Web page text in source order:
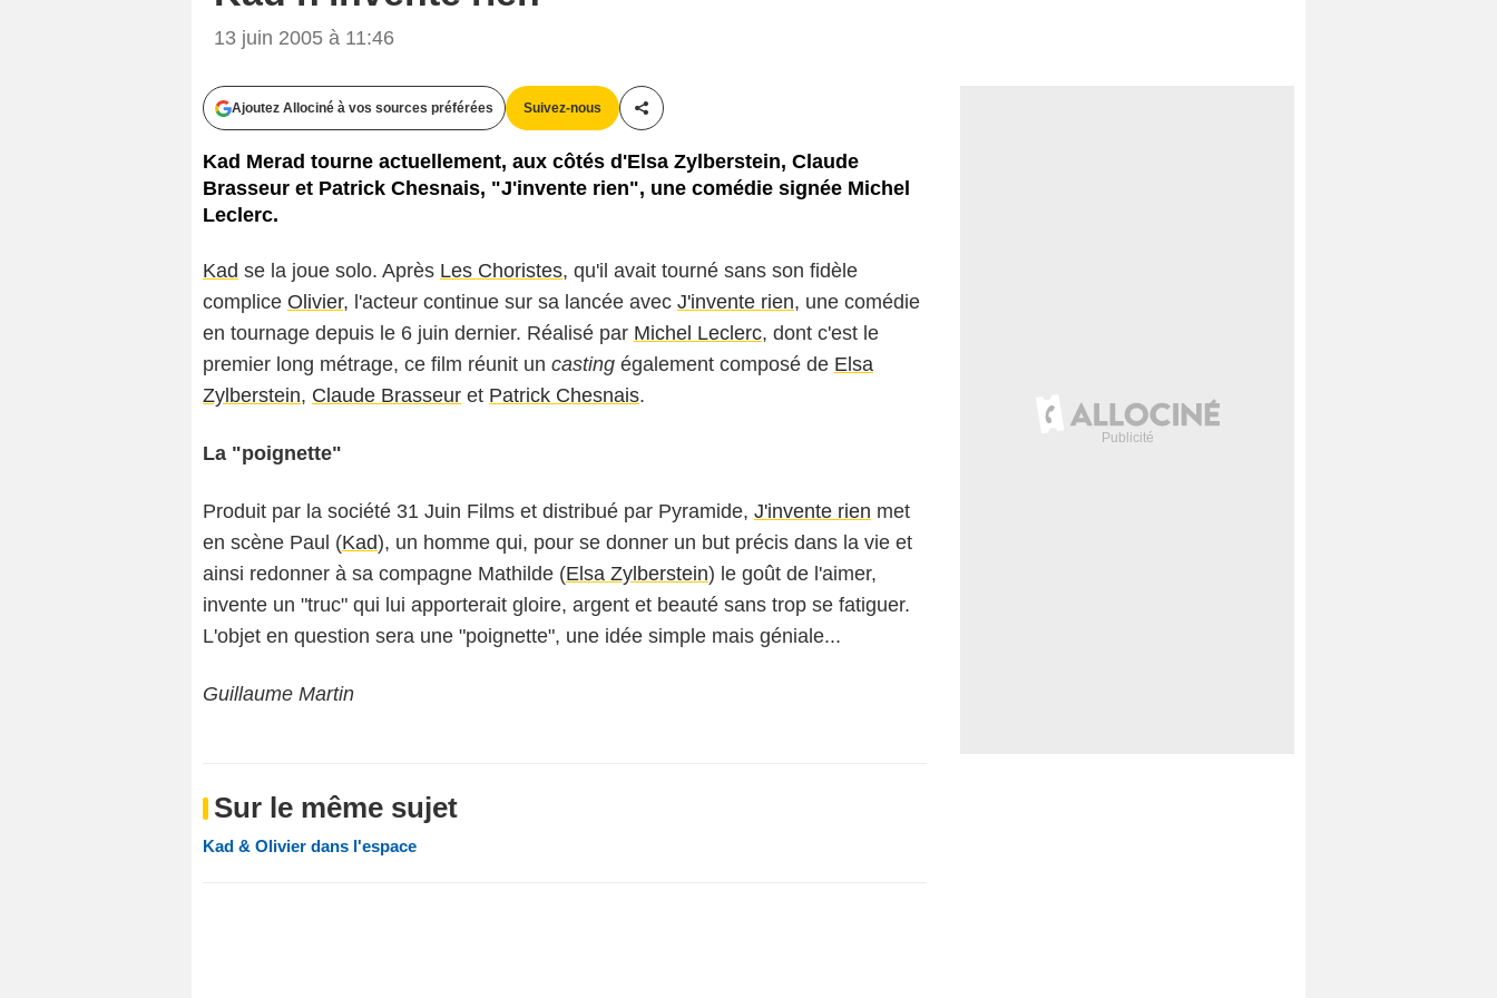
13 juin 2005 à 11:46
Ajoutez Allociné à vos sources préférées Suivez-nous
Partager cet article
Kad Merad tourne actuellement, aux côtés d'Elsa Zylberstein, Claude
Brasseur et Patrick Chesnais, "J'invente rien", une comédie signée Michel
Leclerc.
Kad se la joue solo. Après Les Choristes, qu'il avait tourné sans son fidèle
complice Olivier, l'acteur continue sur sa lancée avec J'invente rien, une comédie
en tournage depuis le 6 juin dernier. Réalisé par Michel Leclerc, dont c'est le
premier long métrage, ce film réunit un casting également composé de Elsa
Zylberstein, Claude Brasseur et Patrick Chesnais.
La "poignette"
Produit par la société 31 Juin Films et distribué par Pyramide, J'invente rien met
en scène Paul (Kad), un homme qui, pour se donner un but précis dans la vie et
ainsi redonner à sa compagne Mathilde (Elsa Zylberstein) le goût de l'aimer,
invente un "truc" qui lui apporterait gloire, argent et beauté sans trop se fatiguer.
L'objet en question sera une "poignette", une idée simple mais géniale...
Guillaume Martin
Sur le même sujet
Kad & Olivier dans l'espace